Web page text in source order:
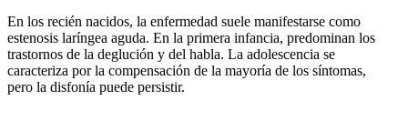
En los recién nacidos, la enfermedad suele manifestarse como
estenosis laríngea aguda. En la primera infancia, predominan los
trastornos de la deglución y del habla. La adolescencia se
caracteriza por la compensación de la mayoría de los síntomas,
pero la disfonía puede persistir.